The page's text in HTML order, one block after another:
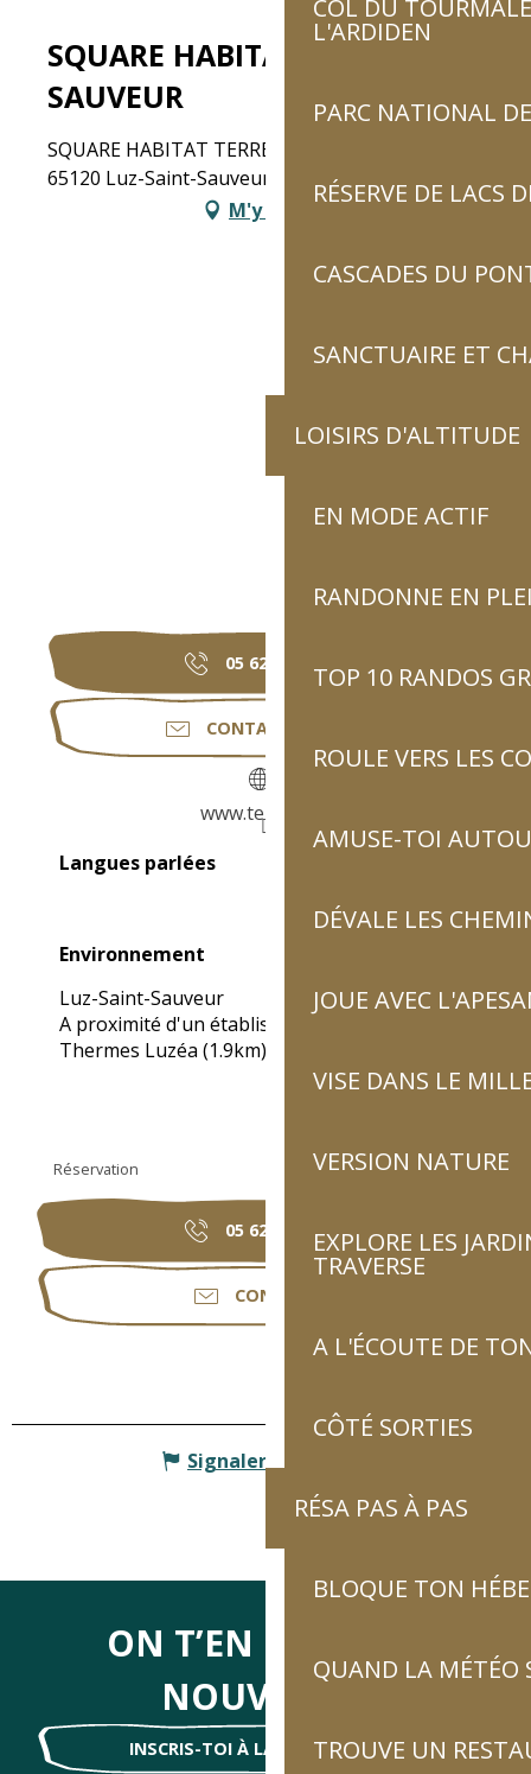
COL DU
L'ARDIDEN
PARC NATIONAL
RÉSERVE DE LACS
CASCADES DU
SANCTUAIRE ET
LOISIRS D'ALTITUDE
EN MODE ACTIF
RANDONNE EN
TOP 10 RANDOS
ROULE VERS LES
AMUSE-TOI
DÉVALE LES
JOUE AVEC
VISE DANS LE
VERSION NATURE
EXPLORE LES
TRAVERSE
A L'ÉCOUTE DE
CÔTÉ SORTIES
RÉSA PAS À PAS
BLOQUE TON
QUAND LA MÉTÉO
TROUVE UN
SQUARE HABITAT LUZ-SAINT-
SAUVEUR
SQUARE HABITAT TERREVA, 16 Place du 8 Mai,
65120 Luz-Saint-Sauveur
M'y rendre
05 62 92 95
CONTACTEZ-NOUS
www.terreva.fr
Langues parlées
Langues parlées
Environnement
Environnement
Luz-Saint-Sauveur
A proximité d'un établissement thermal :
Thermes Luzéa (1.9km)
Réservation
05 62 92 95▒▒
CONTACTER
Signaler une erreur
ON T’EN DIRA DES
NOUVELLES
INSCRIS-TOI À LA NEWSLETTER !